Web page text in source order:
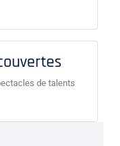
de talents